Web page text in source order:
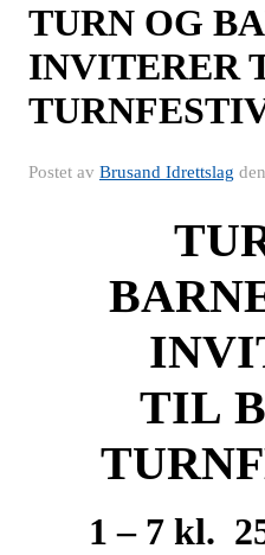
TURN OG
INVITERER
Postet av Brusand Idrettslag den
TIL
1 – 7 kl.